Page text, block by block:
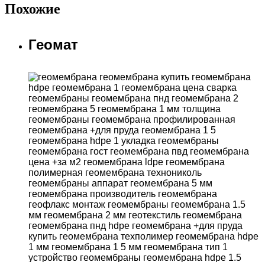
Похожие
Геомат